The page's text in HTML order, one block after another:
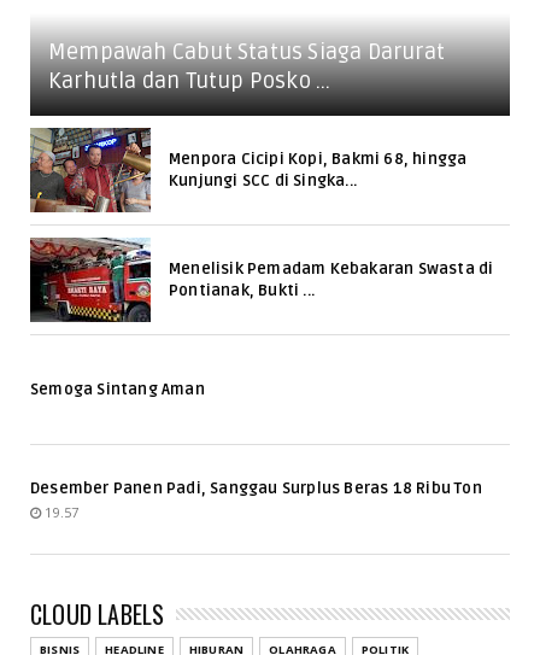
Mempawah Cabut Status Siaga Darurat
Karhutla dan Tutup Posko ...
Menpora Cicipi Kopi, Bakmi 68, hingga
Kunjungi SCC di Singka...
Menelisik Pemadam Kebakaran Swasta di
Pontianak, Bukti ...
Semoga Sintang Aman
Desember Panen Padi, Sanggau Surplus Beras 18 Ribu Ton
19.57
CLOUD LABELS
BISNIS HEADLINE HIBURAN OLAHRAGA POLITIK